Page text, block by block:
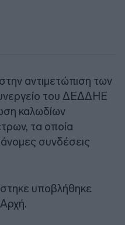
αντιμετώπιση των
του ΔΕΔΔΗΕ
καλωδίων
τα οποία
συνδέσεις
υποβλήθηκε